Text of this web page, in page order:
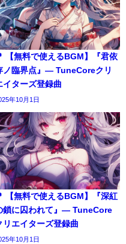
【無料で使えるBGM】『君依
ノ臨界点』― TuneCoreクリ
イターズ登録曲
年10月1日
【無料で使えるBGM】『深紅
鎖に囚われて』― TuneCore
リエイターズ登録曲
年10月1日